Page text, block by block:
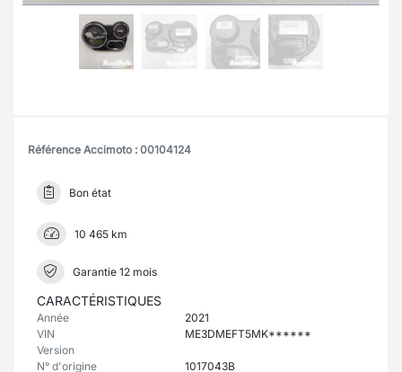
Référence Accimoto : 00104124
Bon état
10 465 km
Garantie 12 mois
CARACTÉRISTIQUES
Année
2021
VIN
ME3DMEFT5MK******
Version
N° d'origine
1017043B